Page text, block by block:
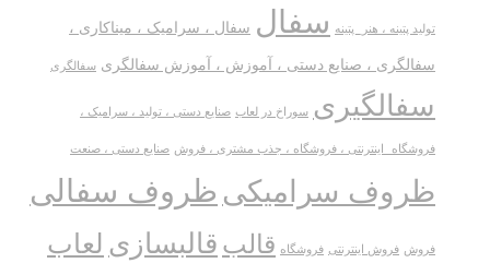
تولید پتینه ، هنر_پتینه سفال سفال ، سرامیک ، میناکاری ،
سفالگری ، صنایع دستی ، آموزش ، آموزش سفالگری سفالگری
سفالگیری سوراخ در لعاب صنایع دستی ، تولید ، سرامیک ،
فروشگاه_اینترنتی ، فروشگاه ، جذب مشتری ، فروش صنایع دستی ، صنعت
ظروف سرامیکی ظروف سفالی
فروش فروش اینترنتی فروشگاه قالب قالبسازی لعاب